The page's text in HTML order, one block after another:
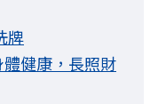
牌
健康，長照財